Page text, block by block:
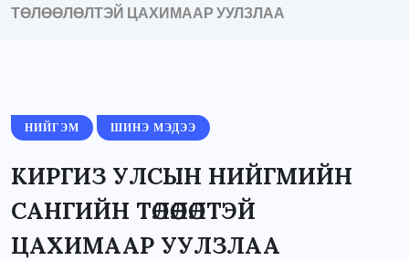
ТӨЛӨӨЛӨЛТЭЙ ЦАХИМААР УУЛЗЛАА
НИЙГЭМ ШИНЭ МЭДЭЭ
КИРГИЗ УЛСЫН НИЙГМИЙН
САНГИЙН ТӨЛӨӨЛӨЛТЭЙ
ЦАХИМААР УУЛЗЛАА